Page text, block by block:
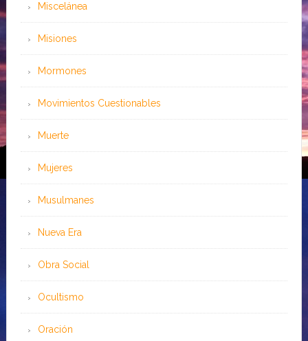
Miscelánea
Misiones
Mormones
Movimientos Cuestionables
Muerte
Mujeres
Musulmanes
Nueva Era
Obra Social
Ocultismo
Oración